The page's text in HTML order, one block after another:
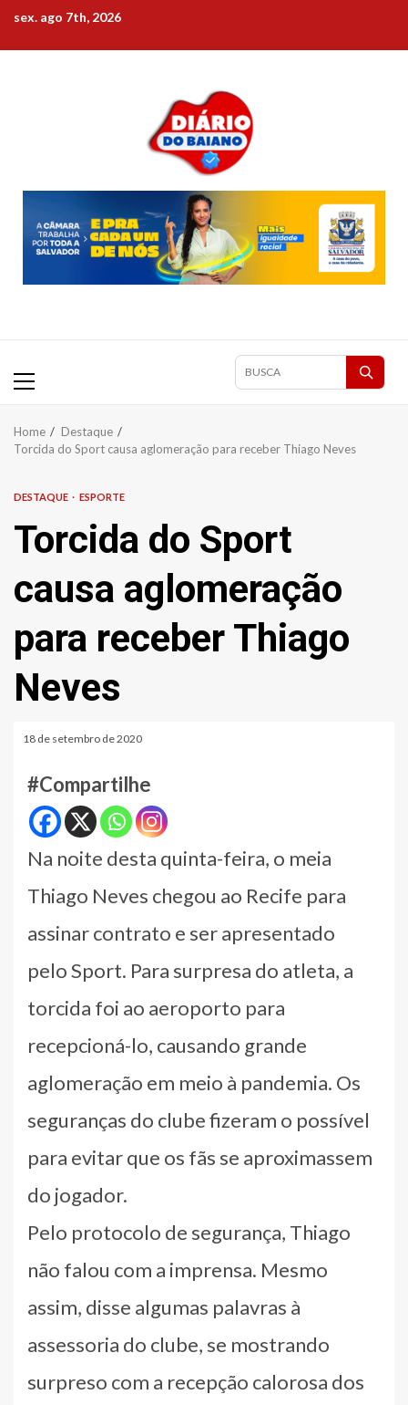
content
sex. ago 7th, 2026
Primary
Pesquisar
Home
Destaque
Torcida do Sport causa aglomeração para receber Thiago Neves
DESTAQUE ESPORTE
Torcida do Sport
causa aglomeração
para receber Thiago
Neves
18 de setembro de 2020
#Compartilhe
Na noite desta quinta-feira, o meia
Thiago Neves chegou ao Recife para
assinar contrato e ser apresentado
pelo Sport. Para surpresa do atleta, a
torcida foi ao aeroporto para
recepcioná-lo, causando grande
aglomeração em meio à pandemia. Os
seguranças do clube fizeram o possível
para evitar que os fãs se aproximassem
do jogador.
Pelo protocolo de segurança, Thiago
não falou com a imprensa. Mesmo
assim, disse algumas palavras à
assessoria do clube, se mostrando
surpreso com a recepção calorosa dos